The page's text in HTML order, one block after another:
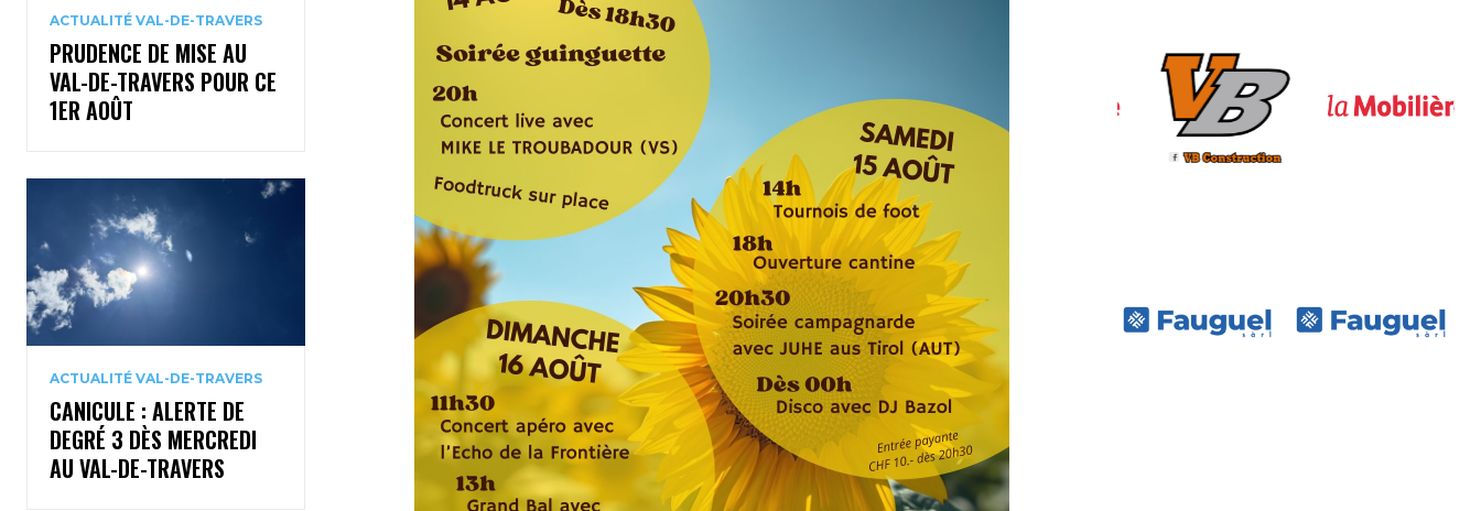
ACTUALITÉ VAL-DE-TRAVERS
PRUDENCE DE MISE AU
VAL-DE-TRAVERS POUR CE
1ER AOÛT
ACTUALITÉ VAL-DE-TRAVERS
CANICULE : ALERTE DE
DEGRÉ 3 DÈS MERCREDI
AU VAL-DE-TRAVERS